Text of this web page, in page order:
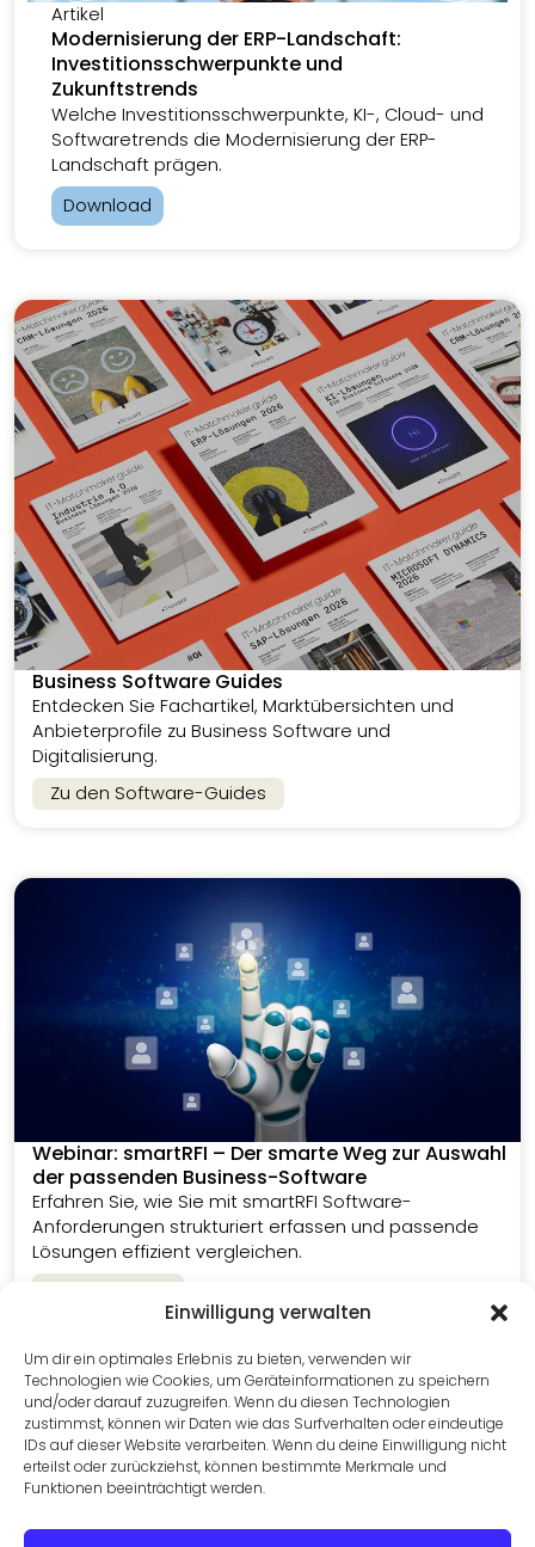
Einwilligung verwalten
Um dir ein optimales Erlebnis zu bieten, verwenden wir
Technologien wie Cookies, um Geräteinformationen zu speichern
und/oder darauf zuzugreifen. Wenn du diesen Technologien
zustimmst, können wir Daten wie das Surfverhalten oder eindeutige
IDs auf dieser Website verarbeiten. Wenn du deine Einwilligung nicht
erteilst oder zurückziehst, können bestimmte Merkmale und
Funktionen beeinträchtigt werden.
Artikel
Modernisierung der ERP-Landschaft:
Investitionsschwerpunkte und
Zukunftstrends
Welche Investitionsschwerpunkte, KI-, Cloud- und
Softwaretrends die Modernisierung der ERP-
Landschaft prägen.
Download
Business Software Guides
Entdecken Sie Fachartikel, Marktübersichten und
Anbieterprofile zu Business Software und
Digitalisierung.
Zu den Software-Guides
Webinar: smartRFI – Der smarte Weg zur Auswahl
der passenden Business-Software
Erfahren Sie, wie Sie mit smartRFI Software-
Anforderungen strukturiert erfassen und passende
Lösungen effizient vergleichen.
Zum Webinar